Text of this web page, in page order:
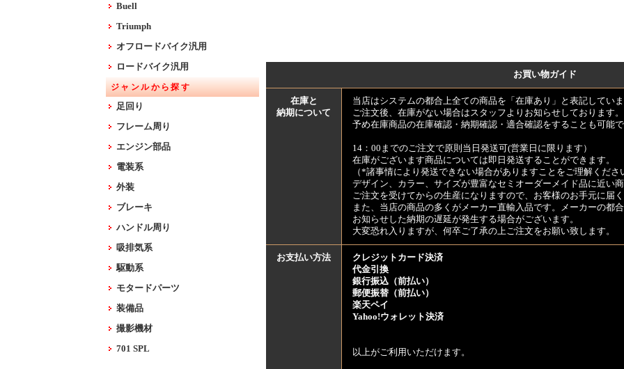
Buell
Triumph
オフロードバイク汎用
ロードバイク汎用
ジャンルから探す
足回り
フレーム周り
エンジン部品
電装系
外装
ブレーキ
ハンドル周り
吸排気系
駆動系
モタードパーツ
装備品
撮影機材
701 SPL
お買い物ガイド
在庫と
納期について
当店はシステムの都合上全ての商品を「在庫あり」と表記していま
ご注文後、在庫がない場合はスタッフよりお知らせしております。
予め在庫商品の在庫確認・納期確認・適合確認をすることも可能
14：00までのご注文で原則当日発送可(営業日に限ります）
在庫がございます商品については即日発送することができます。
（*諸事情により発送できない場合がありますことをご理解くださ
デザイン、カラー、サイズが豊富なセミオーダーメイド品に近い
ご注文を受けてからの生産になりますので、お客様のお手元に届
また、当店の商品の多くがメーカー直輸入品です。メーカーの都
お知らせした納期の遅延が発生する場合がございます。
大変恐れ入りますが、何卒ご了承の上ご注文をお願い致します。
お支払い方法
クレジットカード決済
代金引換
銀行振込（前払い）
郵便振替（前払い）
楽天ペイ
Yahoo!ウォレット決済
以上がご利用いただけます。